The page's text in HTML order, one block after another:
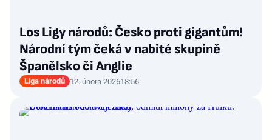
Los Ligy národů: Česko proti gigantům!
Národní tým čeká v nabité skupině
Španělsko či Anglie
Liga národů 12. února 202618:56